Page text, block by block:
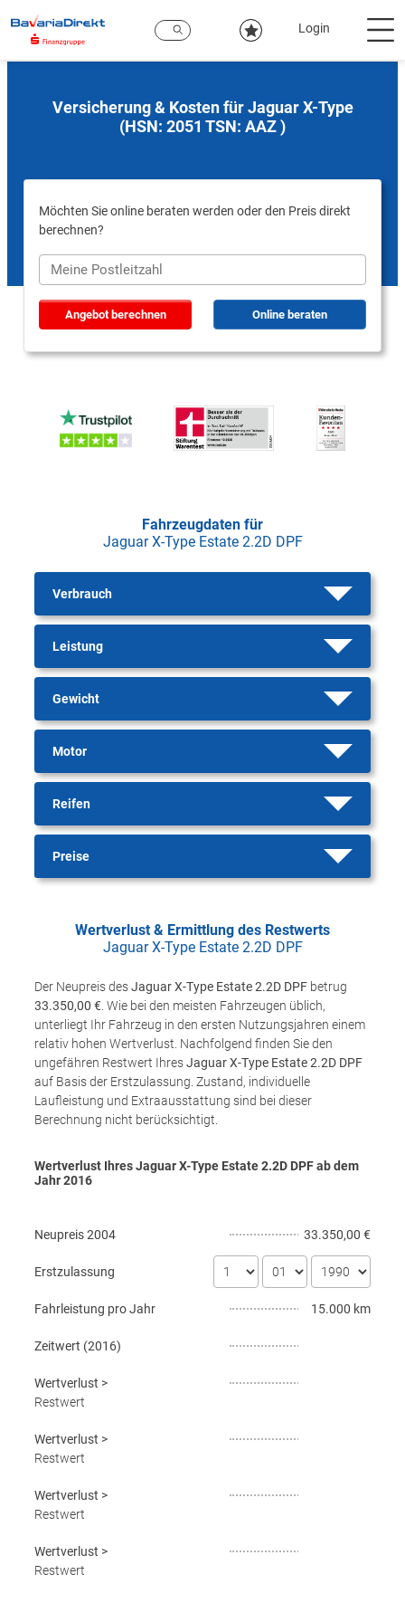
Hauptinhalt
Login
Versicherung & Kosten für Jaguar X-Type
(HSN: 2051 TSN: AAZ )
Möchten Sie online beraten werden oder den Preis direkt
berechnen?
Angebot berechnen Online beraten
Fahrzeugdaten für
Jaguar X-Type Estate 2.2D DPF
Verbrauch
Leistung
Gewicht
Motor
Reifen
Preise
Wertverlust & Ermittlung des Restwerts
Jaguar X-Type Estate 2.2D DPF
Der Neupreis desJaguar X-Type Estate 2.2D DPF betrug
33.350,00 € . Wie bei den meisten Fahrzeugen üblich,
unterliegt Ihr Fahrzeug in den ersten Nutzungsjahren einem
relativ hohen Wertverlust. Nachfolgend finden Sie den
ungefähren Restwert IhresJaguar X-Type Estate 2.2D DPF
auf Basis der Erstzulassung. Zustand, individuelle
Laufleistung und Extraausstattung sind bei dieser
Berechnung nicht berücksichtigt.
Wertverlust Ihres Jaguar X-Type Estate 2.2D DPF ab dem
Jahr2016
Neupreis2004 33.350,00 €
Erstzulassung
Fahrleistung pro Jahr 15.000 km
Zeitwert (2016)
Wertverlust >
Restwert
Wertverlust >
Restwert
Wertverlust >
Restwert
Wertverlust >
Restwert